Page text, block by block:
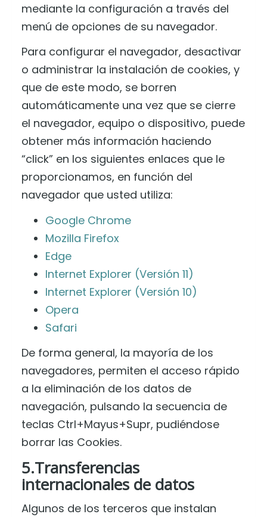
mediante la configuración a través del
menú de opciones de su navegador.
Para configurar el navegador, desactivar
o administrar la instalación de cookies, y
que de este modo, se borren
automáticamente una vez que se cierre
el navegador, equipo o dispositivo, puede
obtener más información haciendo
“click” en los siguientes enlaces que le
proporcionamos, en función del
navegador que usted utiliza:
Google Chrome
Mozilla Firefox
Edge
Internet Explorer (Versión 11)
Internet Explorer (Versión 10)
Opera
Safari
De forma general, la mayoría de los
navegadores, permiten el acceso rápido
a la eliminación de los datos de
navegación, pulsando la secuencia de
teclas Ctrl+Mayus+Supr, pudiéndose
borrar las Cookies.
5.Transferencias
internacionales de datos
Algunos de los terceros que instalan